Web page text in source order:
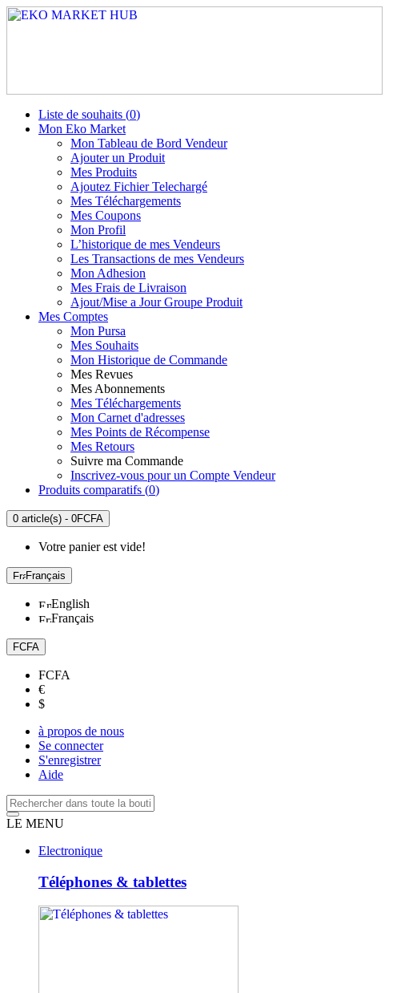
Liste de souhaits (0)
Mon Eko Market
Mon Tableau de Bord Vendeur
Ajouter un Produit
Mes Produits
Ajoutez Fichier Telechargé
Mes Téléchargements
Mes Coupons
Mon Profil
L’historique de mes Vendeurs
Les Transactions de mes Vendeurs
Mon Adhesion
Mes Frais de Livraison
Ajout/Mise a Jour Groupe Produit
Mes Comptes
Mon Pursa
Mes Souhaits
Mon Historique de Commande
Mes Revues
Mes Abonnements
Mes Téléchargements
Mon Carnet d'adresses
Mes Points de Récompense
Mes Retours
Suivre ma Commande
Inscrivez-vous pour un Compte Vendeur
Produits comparatifs (0)
0 article(s) - 0FCFA
Votre panier est vide!
Français
English
Français
FCFA
FCFA
€
$
à propos de nous
Se connecter
S'enregistrer
Aide
LE MENU
Electronique
Téléphones & tablettes